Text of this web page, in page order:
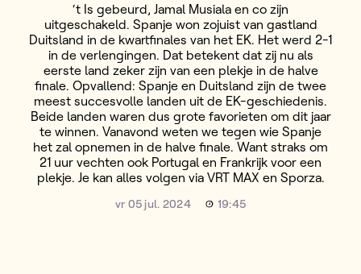
‘t Is gebeurd, Jamal Musiala en co zijn
uitgeschakeld. Spanje won zojuist van gastland
Duitsland in de kwartfinales van het EK. Het werd 2-1
in de verlengingen. Dat betekent dat zij nu als
eerste land zeker zijn van een plekje in de halve
finale. Opvallend: Spanje en Duitsland zijn de twee
meest succesvolle landen uit de EK-geschiedenis.
Beide landen waren dus grote favorieten om dit jaar
te winnen. Vanavond weten we tegen wie Spanje
het zal opnemen in de halve finale. Want straks om
21 uur vechten ook Portugal en Frankrijk voor een
plekje. Je kan alles volgen via VRT MAX en Sporza.
vr 05 jul. 2024 19:45